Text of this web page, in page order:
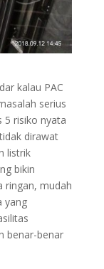
kalau PAC
serius
5 risiko nyata
dirawat
listrik
bikin
ringan, mudah
yang
benar-benar